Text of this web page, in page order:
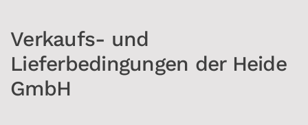
Verkaufs- und
Lieferbedingungen der Heide
GmbH